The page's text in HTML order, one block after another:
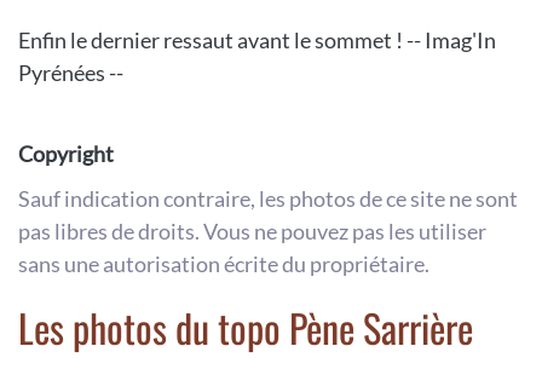
Enfin le dernier ressaut avant le sommet ! -- Imag'In
Pyrénées --
Copyright
Sauf indication contraire, les photos de ce site ne sont
pas libres de droits. Vous ne pouvez pas les utiliser
sans une autorisation écrite du propriétaire.
Les photos du topo Pène Sarrière